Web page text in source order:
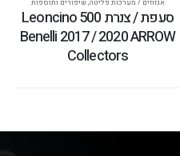
סעפת / צנרת Leoncino 500
Benelli 2017 / 2020 ARROW
Collectors